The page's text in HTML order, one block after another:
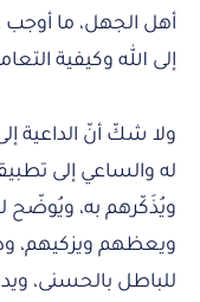
أهل الجهل، ما أوجب
إلى الله وكيفية
ولا شكّ أنّ الداعية
له والساعي إلى
ويُذَكّرهم به، ويُوضّح
ويعظهم ويزكيهم،
للباطل بالحسنى،